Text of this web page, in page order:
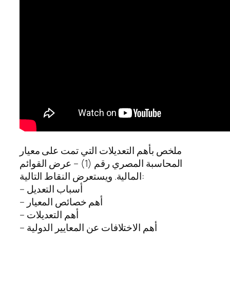
ملخص بأهم التعديلات التي تمت على معيار
المحاسبة المصري رقم (1) – عرض القوائم
المالية. ويستعرض النقاط التالية:
– أسباب التعديل
– أهم خصائص المعيار
– أهم التعديلات
– أهم الاختلافات عن المعايير الدولية